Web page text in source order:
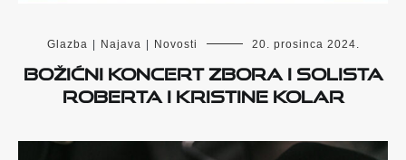
Glazba Najava Novosti 20. prosinca 2024.
Božićni koncert zbora i solista
Roberta i Kristine Kolar